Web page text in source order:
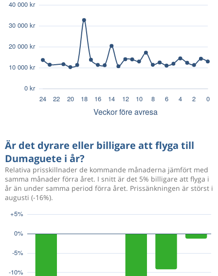
Är det dyrare eller billigare att flyga till
Dumaguete i år?
Relativa prisskillnader de kommande månaderna jämfört med
samma månader förra året. I snitt är det 5% billigare att flyga i
år än under samma period förra året. Prissänkningen är störst i
augusti (-16%).